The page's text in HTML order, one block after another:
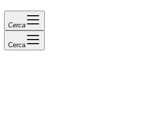
Cerca
Cerca